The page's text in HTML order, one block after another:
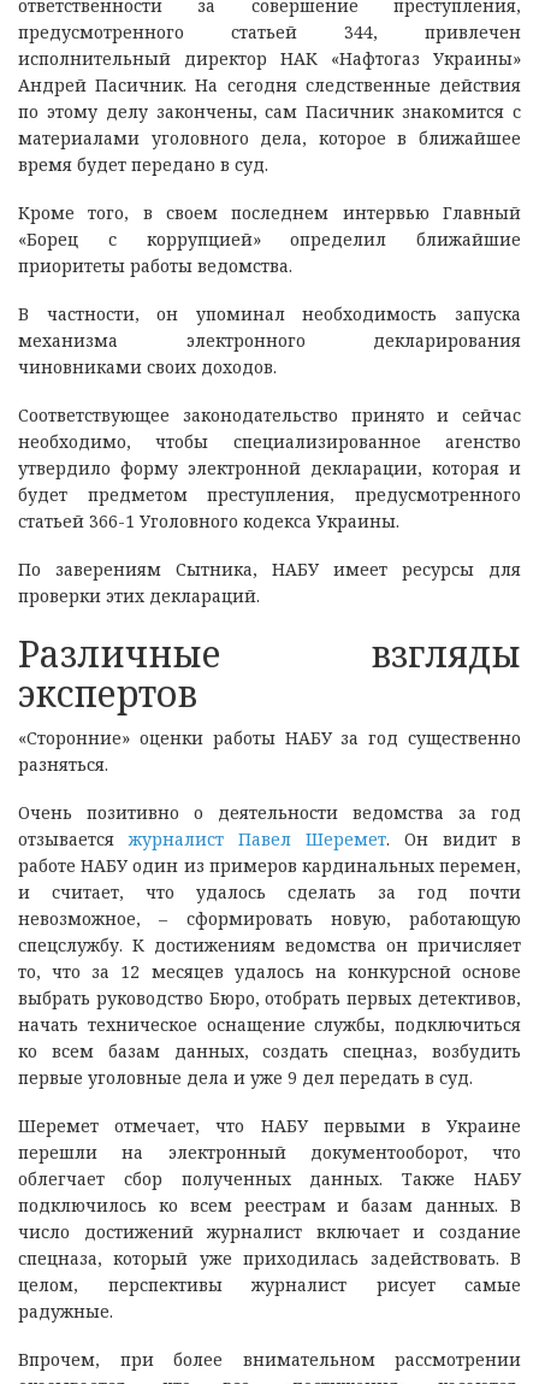
ответственности за совершение преступления,
предусмотренного статьей 344, привлечен
исполнительный директор НАК «Нафтогаз Украины»
Андрей Пасичник. На сегодня следственные действия
по этому делу закончены, сам Пасичник знакомится с
материалами уголовного дела, которое в ближайшее
время будет передано в суд.
Кроме того, в своем последнем интервью Главный
«Борец с коррупцией» определил ближайшие
приоритеты работы ведомства.
В частности, он упоминал необходимость запуска
механизма электронного декларирования
чиновниками своих доходов.
Соответствующее законодательство принято и сейчас
необходимо, чтобы специализированное агенство
утвердило форму электронной декларации, которая и
будет предметом преступления, предусмотренного
статьей 366-1 Уголовного кодекса Украины.
По заверениям Сытника, НАБУ имеет ресурсы для
проверки этих деклараций.
Различные взгляды
экспертов
«Сторонние» оценки работы НАБУ за год существенно
разняться.
Очень позитивно о деятельности ведомства за год
отзываетсяжурналист Павел Шеремет. Он видит в
работе НАБУ один из примеров кардинальных перемен,
и считает, что удалось сделать за год почти
невозможное, – сформировать новую, работающую
спецслужбу. К достижениям ведомства он причисляет
то, что за 12 месяцев удалось на конкурсной основе
выбрать руководство Бюро, отобрать первых детективов,
начать техническое оснащение службы, подключиться
ко всем базам данных, создать спецназ, возбудить
первые уголовные дела и уже 9 дел передать в суд.
Шеремет отмечает, что НАБУ первыми в Украине
перешли на электронный документооборот, что
облегчает сбор полученных данных. Также НАБУ
подключилось ко всем реестрам и базам данных. В
число достижений журналист включает и создание
спецназа, который уже приходилась задействовать. В
целом, перспективы журналист рисует самые
радужные.
Впрочем, при более внимательном рассмотрении